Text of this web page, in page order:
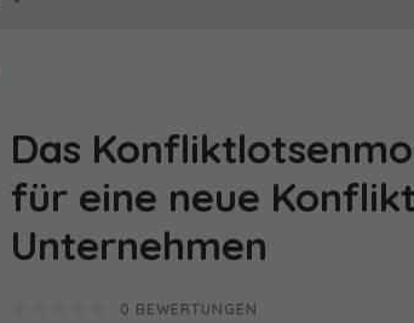
Das
für eine neue
Unternehmen
0 BEWERTUNGEN